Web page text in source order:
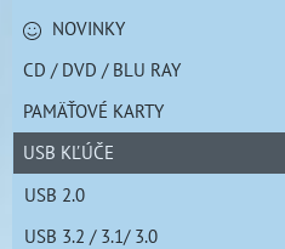
NOVINKY
CD / DVD / BLU RAY
PAMÄŤOVÉ KARTY
USB KĽÚČE
USB 2.0
USB 3.2 / 3.1/ 3.0